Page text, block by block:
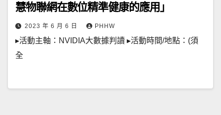
慧物聯網在數位精準健康的應用」
2023 年 6 月 6 日 PHHW
▸活動主軸：NVIDIA大數據判讀 ▸活動時間/地點：(須
全